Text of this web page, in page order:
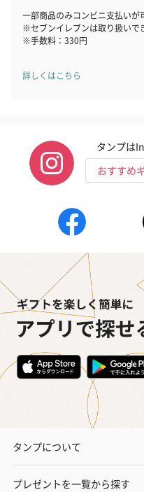
一部商品のみコンビニ支払いが
※セブンイレブンは取り扱いで
※手数料：330円
詳しくはこちら
タンプは
おすすめ
タンプについて
プレゼントを一覧から探す